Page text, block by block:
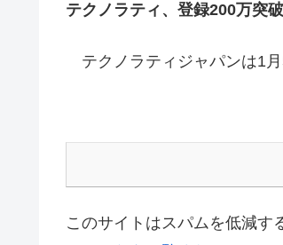
テクノラティ、登録200万突破
テクノラティジャパンは1
このサイトはスパムを低減す